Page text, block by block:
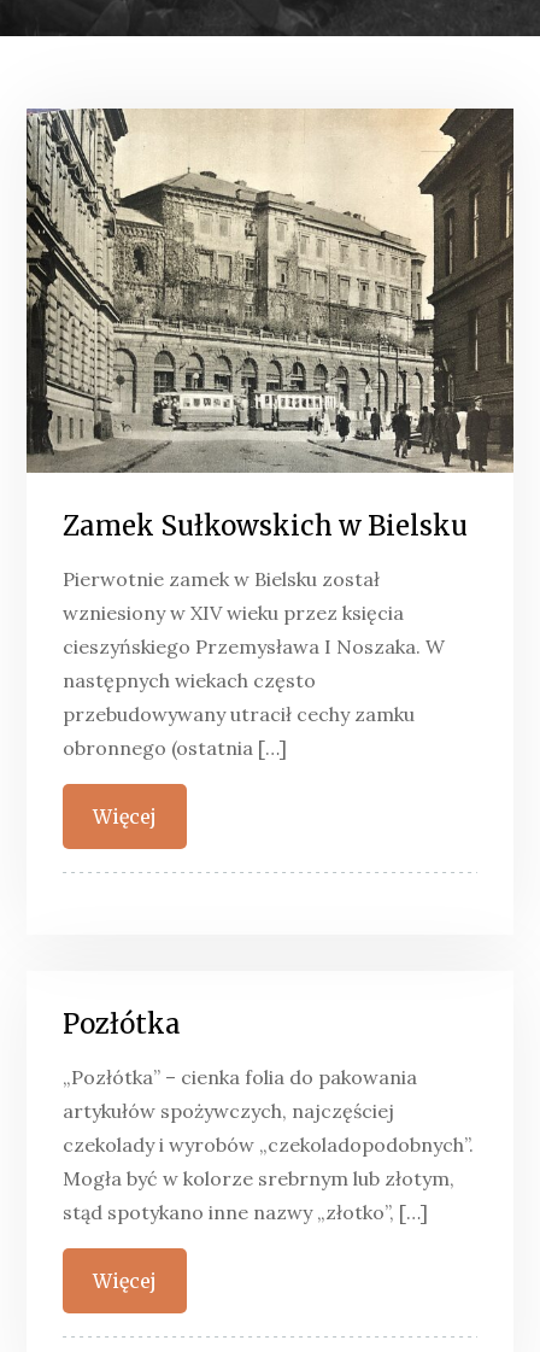
Zamek Sułkowskich w Bielsku
Pierwotnie zamek w Bielsku został
wzniesiony w XIV wieku przez księcia
cieszyńskiego Przemysława I Noszaka. W
następnych wiekach często
przebudowywany utracił cechy zamku
obronnego (ostatnia […]
Więcej
Pozłótka
„Pozłótka” – cienka folia do pakowania
artykułów spożywczych, najczęściej
czekolady i wyrobów „czekoladopodobnych”.
Mogła być w kolorze srebrnym lub złotym,
stąd spotykano inne nazwy „złotko”, […]
Więcej